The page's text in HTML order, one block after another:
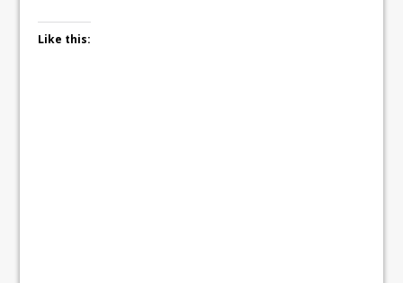
Like this: